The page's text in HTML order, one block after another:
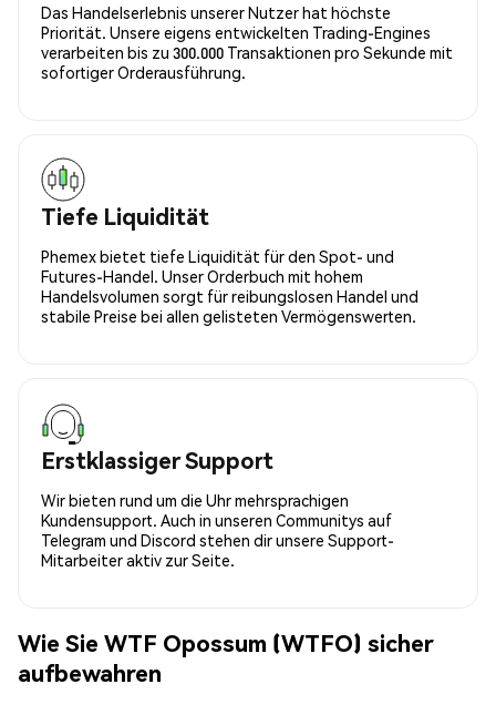
Das Handelserlebnis unserer Nutzer hat höchste
Priorität. Unsere eigens entwickelten Trading-Engines
verarbeiten bis zu 300.000 Transaktionen pro Sekunde mit
sofortiger Orderausführung.
Tiefe Liquidität
Phemex bietet tiefe Liquidität für den Spot- und
Futures-Handel. Unser Orderbuch mit hohem
Handelsvolumen sorgt für reibungslosen Handel und
stabile Preise bei allen gelisteten Vermögenswerten.
Erstklassiger Support
Wir bieten rund um die Uhr mehrsprachigen
Kundensupport. Auch in unseren Communitys auf
Telegram und Discord stehen dir unsere Support-
Mitarbeiter aktiv zur Seite.
Wie Sie WTF Opossum (WTFO) sicher
aufbewahren